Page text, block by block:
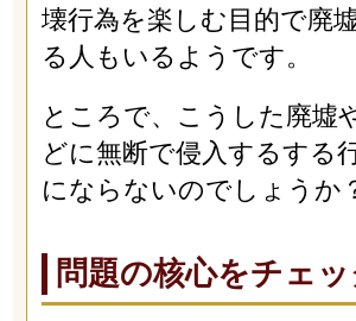
壊行為を楽しむ目的で廃
る人もいるようです。
ところで、こうした廃墟
どに無断で侵入するする
にならないのでしょうか
問題の核心をチェッ